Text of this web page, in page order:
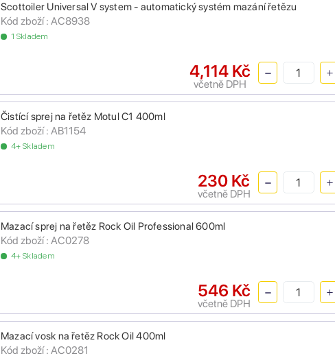
Scottoiler Universal V system - automatický systém mazání řetězu
Kód zboží : AC8938
1 Skladem
4,114 Kč
včetně DPH
Čistící sprej na řetěz Motul C1 400ml
Kód zboží : AB1154
4+ Skladem
230 Kč
včetně DPH
Mazací sprej na řetěz Rock Oil Professional 600ml
Kód zboží : AC0278
4+ Skladem
546 Kč
včetně DPH
Mazací vosk na řetěz Rock Oil 400ml
Kód zboží : AC0281